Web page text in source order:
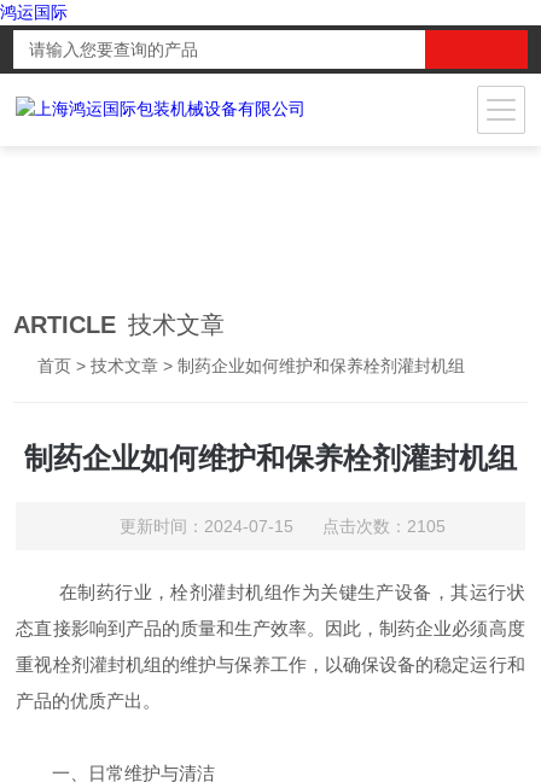
鸿运国际
ARTICLE 技术文章
首页 >技术文章 > 制药企业如何维护和保养栓剂灌封机组
制药企业如何维护和保养栓剂灌封机组
更新时间：2024-07-15 点击次数：2105
在制药行业，栓剂灌封机组作为关键生产设备，其运行状
态直接影响到产品的质量和生产效率。因此，制药企业必须高度
重视栓剂灌封机组的维护与保养工作，以确保设备的稳定运行和
产品的优质产出。
一、日常维护与清洁